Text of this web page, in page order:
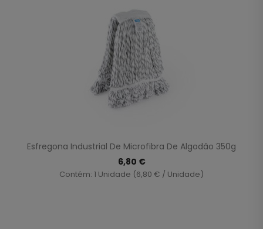
Esfregona Industrial De Microfibra De Algodão 350g
6,80 €
Contém: 1 Unidade (6,80 € / Unidade)